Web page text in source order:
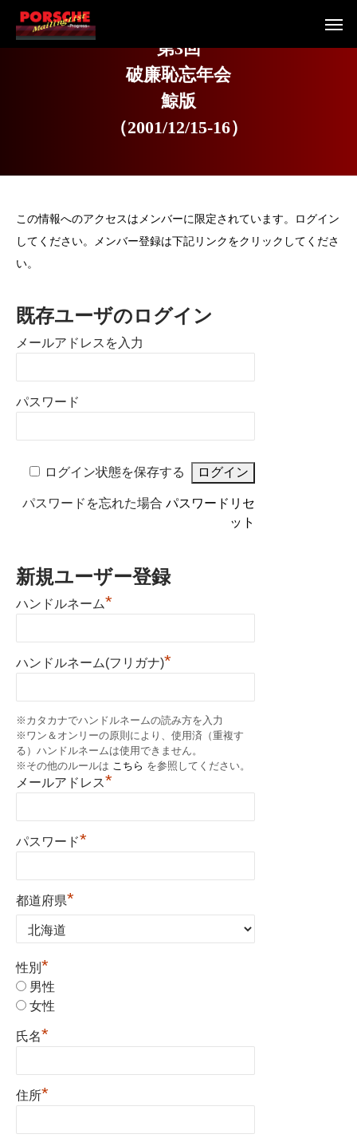
第3回
破廉恥忘年会
鯨版
（2001/12/15-16）
この情報へのアクセスはメンバーに限定されています。ログイン
してください。メンバー登録は下記リンクをクリックしてくださ
い。
既存ユーザのログイン
メールアドレスを入力
パスワード
ログイン状態を保存する
パスワードを忘れた場合 パスワードリセ
ット
新規ユーザー登録
ハンドルネーム*
ハンドルネーム(フリガナ)*
※カタカナでハンドルネームの読み方を入力
※ワン＆オンリーの原則により、使用済（重複す
る）ハンドルネームは使用できません。
※その他のルールは こちら を参照してください。
メールアドレス*
パスワード*
都道府県*
性別 *
男性
女性
氏名*
住所*